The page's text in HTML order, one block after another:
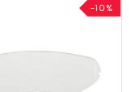
-10%